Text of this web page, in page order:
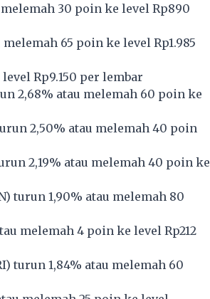
30 poin ke level Rp890
65 poin ke level Rp1.985
Rp9.150 per lembar
2,68% atau melemah 60 poin ke
2,50% atau melemah 40 poin
2,19% atau melemah 40 poin ke
) turun 1,90% atau melemah 80
melemah 4 poin ke level Rp212
) turun 1,84% atau melemah 60